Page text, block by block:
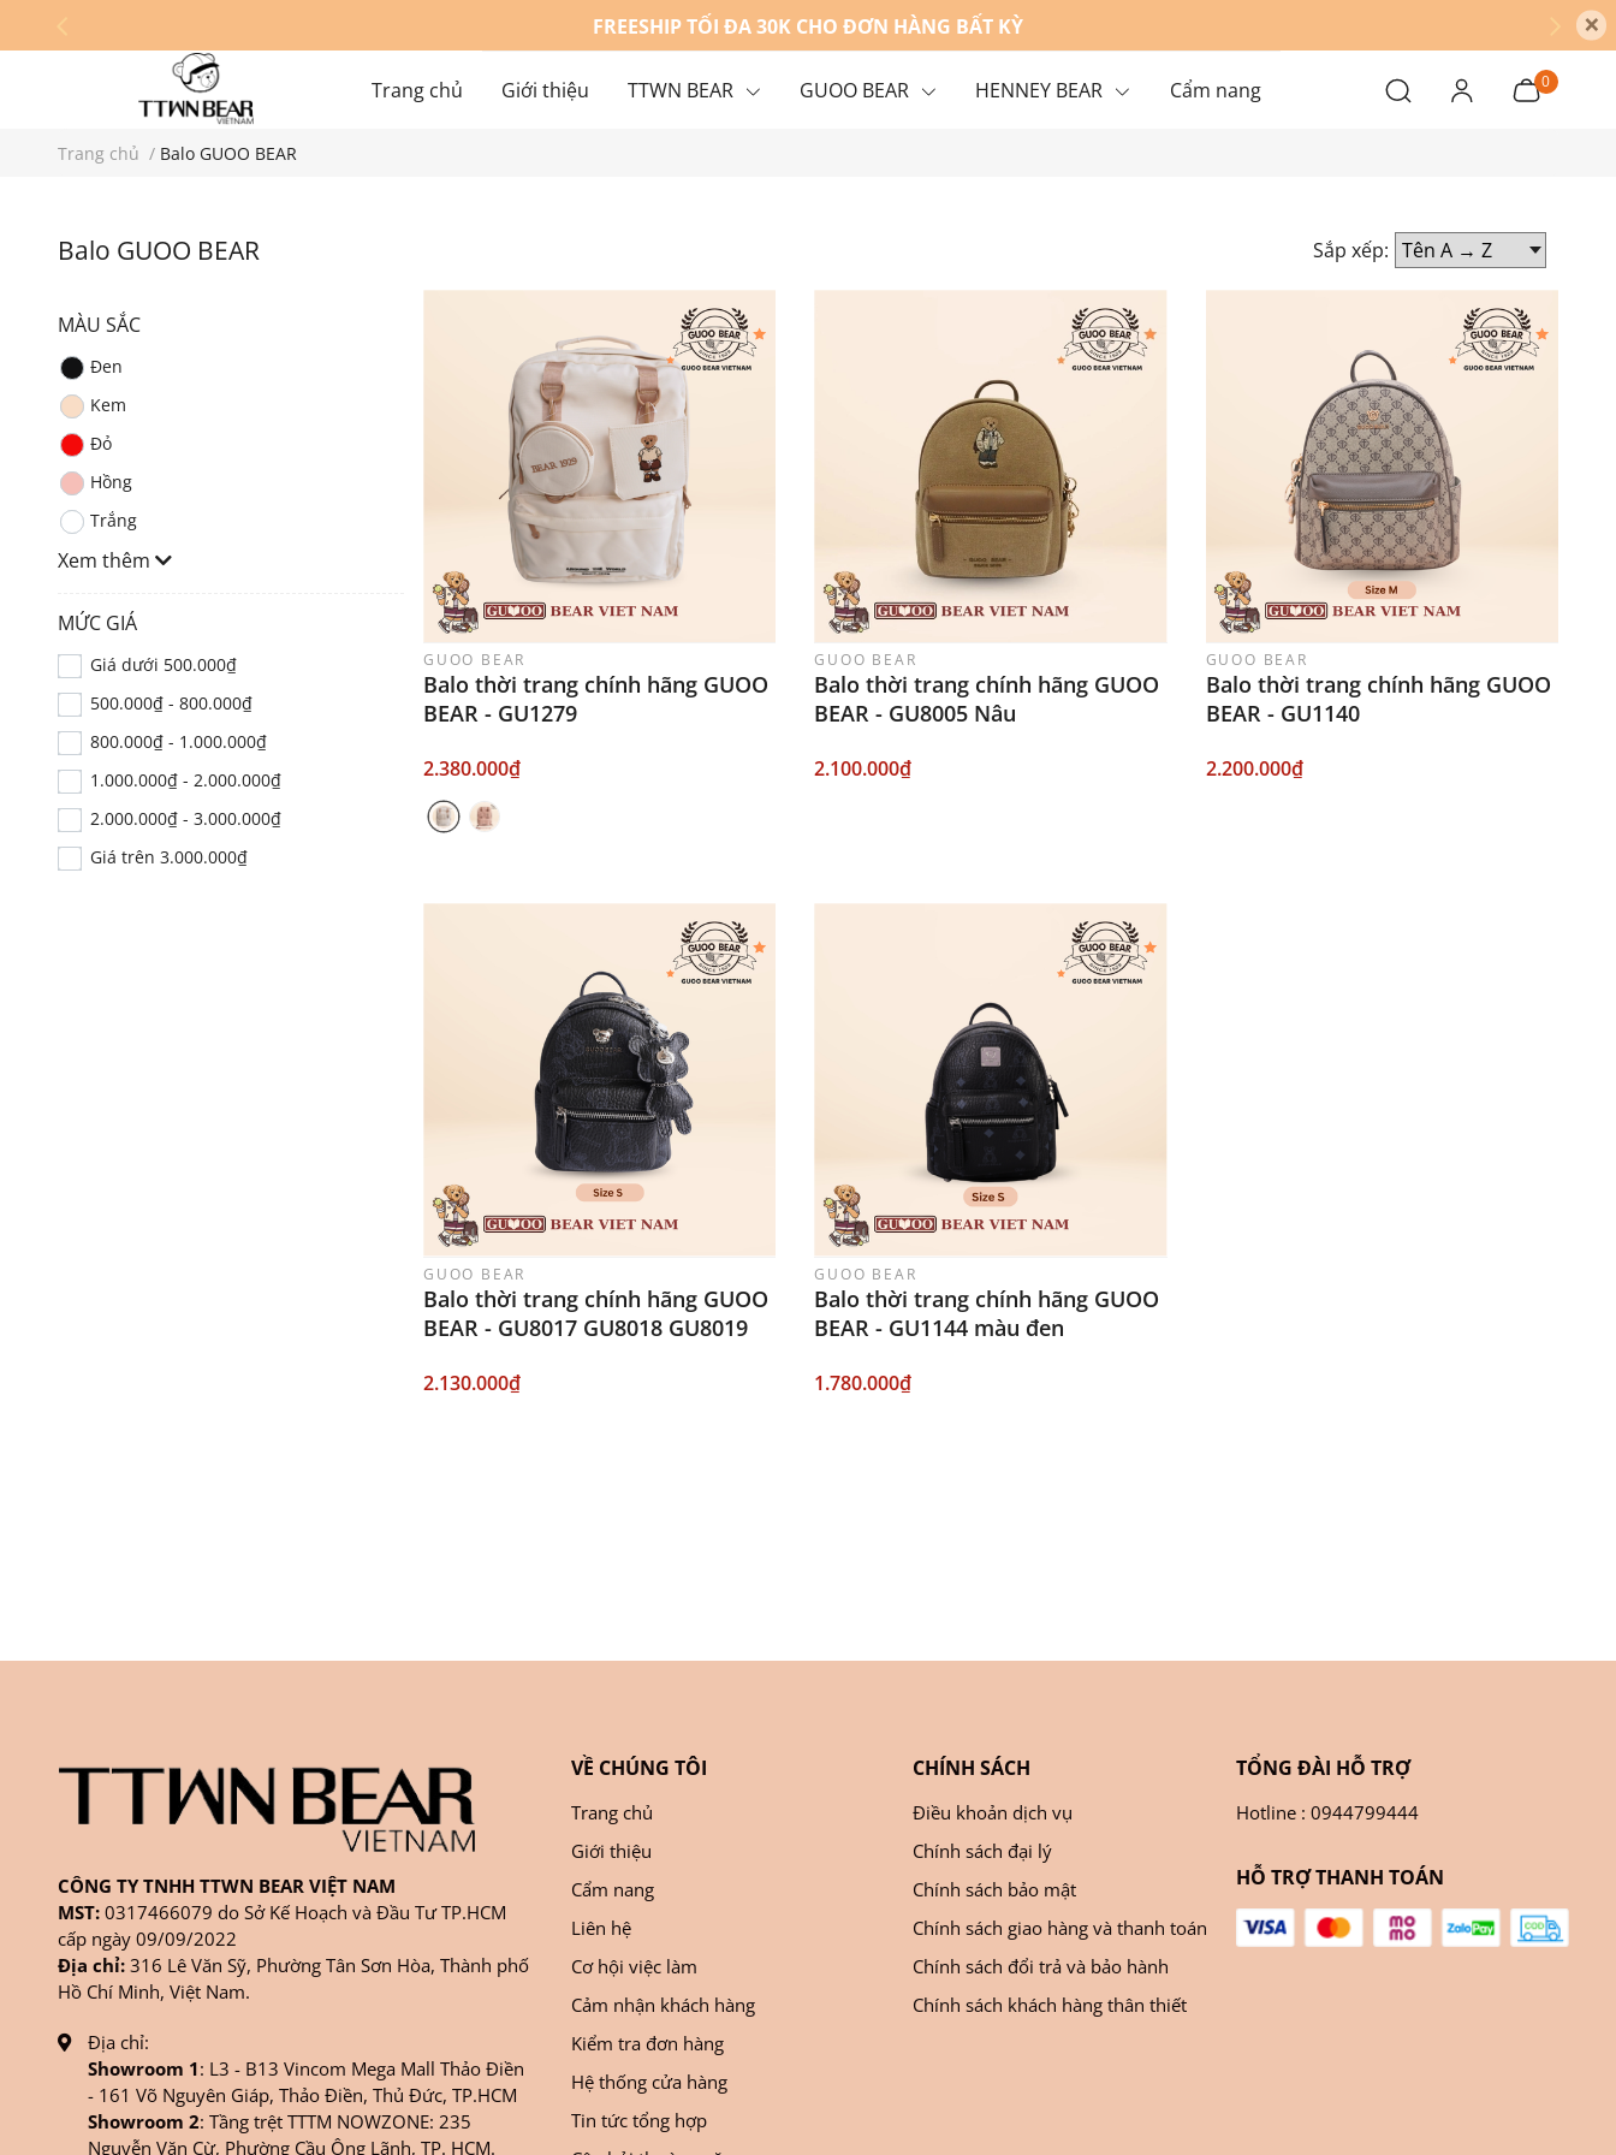
FREESHIP TỐI ĐA 30K CHO ĐƠN HÀNG BẤT KỲ ×
Trang chủ Giới thiệu TTWN BEAR GUOO BEAR HENNEY BEAR Cẩm nang 0
Trang chủ / Balo GUOO BEAR
Balo GUOO BEAR Sắp xếp:
MÀU SẮC
Đen
Kem
Đỏ
Hồng
Trắng
Xem thêm
MỨC GIÁ
Giá dưới 500.000₫
500.000₫ - 800.000₫
800.000₫ - 1.000.000₫
1.000.000₫ - 2.000.000₫
2.000.000₫ - 3.000.000₫
Giá trên 3.000.000₫
GUOO BEAR
Balo thời trang chính hãng GUOO
BEAR - GU1279
2.380.000₫
GUOO BEAR
Balo thời trang chính hãng GUOO
BEAR - GU8005 Nâu
2.100.000₫
GUOO BEAR
Balo thời trang chính hãng GUOO
BEAR - GU1140
2.200.000₫
GUOO BEAR
Balo thời trang chính hãng GUOO
BEAR - GU8017 GU8018 GU8019
2.130.000₫
GUOO BEAR
Balo thời trang chính hãng GUOO
BEAR - GU1144 màu đen
1.780.000₫
CÔNG TY TNHH TTWN BEAR VIỆT NAM
MST: 0317466079 do Sở Kế Hoạch và Đầu Tư TP.HCM
cấp ngày 09/09/2022
Địa chỉ: 316 Lê Văn Sỹ, Phường Tân Sơn Hòa, Thành phố
Hồ Chí Minh, Việt Nam.
Địa chỉ:
Showroom 1: L3 - B13 Vincom Mega Mall Thảo Điền
- 161 Võ Nguyên Giáp, Thảo Điền, Thủ Đức, TP.HCM
Showroom 2: Tầng trệt TTTM NOWZONE: 235
Nguyễn Văn Cừ, Phường Cầu Ông Lãnh, TP. HCM.
VỀ CHÚNG TÔI
Trang chủ
Giới thiệu
Cẩm nang
Liên hệ
Cơ hội việc làm
Cảm nhận khách hàng
Kiểm tra đơn hàng
Hệ thống cửa hàng
Tin tức tổng hợp
CHÍNH SÁCH
Điều khoản dịch vụ
Chính sách đại lý
Chính sách bảo mật
Chính sách giao hàng và thanh toán
Chính sách đổi trả và bảo hành
Chính sách khách hàng thân thiết
TỔNG ĐÀI HỖ TRỢ
Hotline : 0944799444
HỖ TRỢ THANH TOÁN